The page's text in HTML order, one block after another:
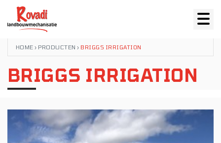
HOME › PRODUCTEN › BRIGGS IRRIGATION
BRIGGS IRRIGATION